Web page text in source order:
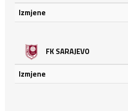
Izmjene
FK SARAJEVO
Izmjene